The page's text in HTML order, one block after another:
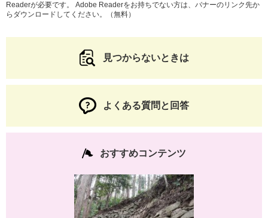
Readerが必要です。
Adobe Readerをお持ちでない方は、バナーのリンク先か
らダウンロードしてください。（無料）
見つからないときは
よくある質問と回答
おすすめコンテンツ